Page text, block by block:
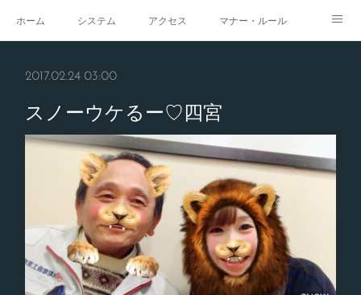
ホーム システム アクセス マナー・ルール
2017.02.24 03:00
スノーウケるー♡四宮